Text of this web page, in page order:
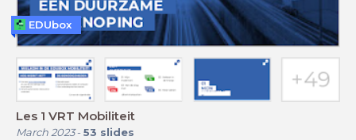
Les 1 VRT Mobiliteit
March 2023- 53 slides
EDUbox